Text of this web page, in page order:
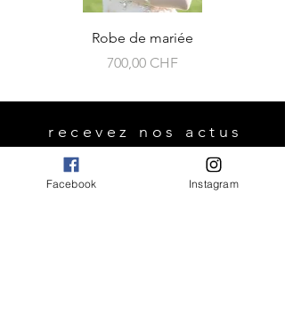
Robe de mariée
Prix
700,00 CHF
recevez nos actus
Facebook Instagram